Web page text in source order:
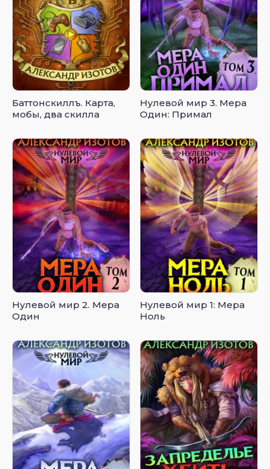
Баттонскиллъ. Карта,
мобы, два скилла
Нулевой мир 3. Мера
Один: Примал
Нулевой мир 2. Мера
Один
Нулевой мир 1: Мера
Ноль